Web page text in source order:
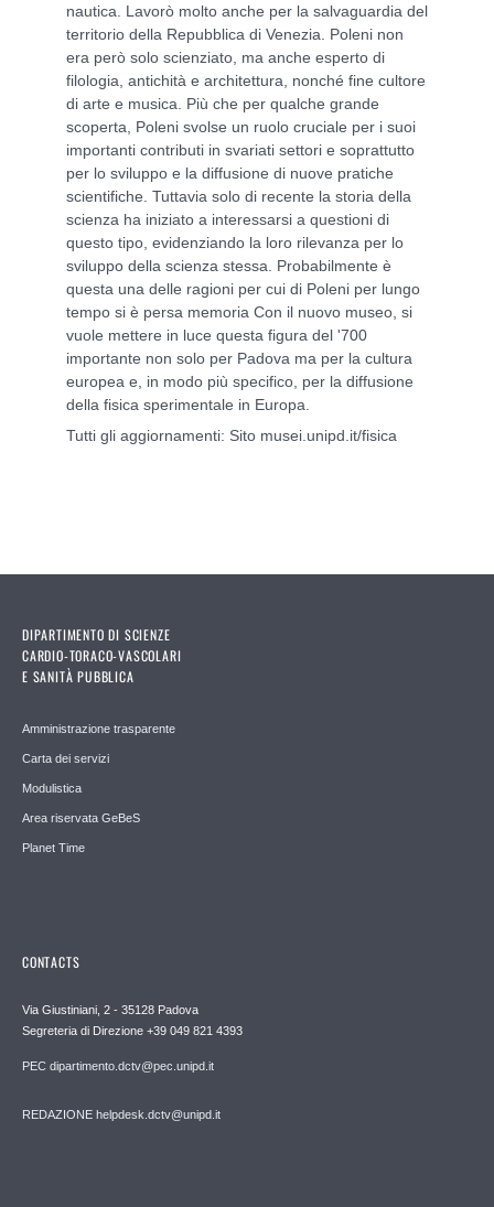
nautica. Lavorò molto anche per la salvaguardia del
territorio della Repubblica di Venezia. Poleni non
era però solo scienziato, ma anche esperto di
filologia, antichità e architettura, nonché fine cultore
di arte e musica. Più che per qualche grande
scoperta, Poleni svolse un ruolo cruciale per i suoi
importanti contributi in svariati settori e soprattutto
per lo sviluppo e la diffusione di nuove pratiche
scientifiche. Tuttavia solo di recente la storia della
scienza ha iniziato a interessarsi a questioni di
questo tipo, evidenziando la loro rilevanza per lo
sviluppo della scienza stessa. Probabilmente è
questa una delle ragioni per cui di Poleni per lungo
tempo si è persa memoria Con il nuovo museo, si
vuole mettere in luce questa figura del '700
importante non solo per Padova ma per la cultura
europea e, in modo più specifico, per la diffusione
della fisica sperimentale in Europa.
Tutti gli aggiornamenti: Sito musei.unipd.it/fisica
DIPARTIMENTO DI SCIENZE
CARDIO-TORACO-VASCOLARI
E SANITÀ PUBBLICA
Amministrazione trasparente
Carta dei servizi
Modulistica
Area riservata GeBeS
Planet Time
CONTACTS
Via Giustiniani, 2 - 35128 Padova
Segreteria di Direzione +39 049 821 4393
PEC dipartimento.dctv@pec.unipd.it
REDAZIONE helpdesk.dctv@unipd.it